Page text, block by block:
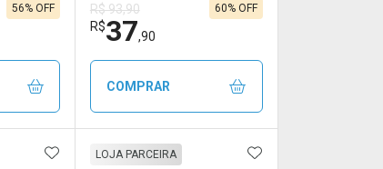
56% OFF
FECHAR
FECHAR
R$ 93,90
R$37,90
60% OFF
COMPRAR
ADICIONAR AOS FAVORITOS
LOJA PARCEIRA ADICIONAR AOS